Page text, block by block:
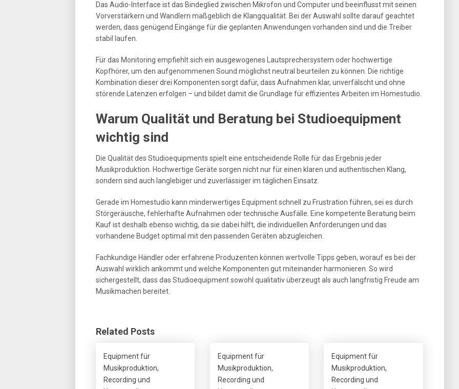
Das Audio-Interface ist das Bindeglied zwischen Mikrofon und Computer und beeinflusst mit seinen
Vorverstärkern und Wandlern maßgeblich die Klangqualität. Bei der Auswahl sollte darauf geachtet
werden, dass genügend Eingänge für die geplanten Anwendungen vorhanden sind und die Treiber
stabil laufen.
Für das Monitoring empfiehlt sich ein ausgewogenes Lautsprechersystem oder hochwertige
Kopfhörer, um den aufgenommenen Sound möglichst neutral beurteilen zu können. Die richtige
Kombination dieser drei Komponenten sorgt dafür, dass Aufnahmen klar, unverfälscht und ohne
störende Latenzen erfolgen – und bildet damit die Grundlage für effizientes Arbeiten im Homestudio.
Warum Qualität und Beratung bei Studioequipment
wichtig sind
Die Qualität des Studioequipments spielt eine entscheidende Rolle für das Ergebnis jeder
Musikproduktion. Hochwertige Geräte sorgen nicht nur für einen klaren und authentischen Klang,
sondern sind auch langlebiger und zuverlässiger im täglichen Einsatz.
Gerade im Homestudio kann minderwertiges Equipment schnell zu Frustration führen, sei es durch
Störgeräusche, fehlerhafte Aufnahmen oder technische Ausfälle. Eine kompetente Beratung beim
Kauf ist deshalb ebenso wichtig, da sie dabei hilft, die individuellen Anforderungen und das
vorhandene Budget optimal mit den passenden Geräten abzugleichen.
Fachkundige Händler oder erfahrene Produzenten können wertvolle Tipps geben, worauf es bei der
Auswahl wirklich ankommt und welche Komponenten gut miteinander harmonieren. So wird
sichergestellt, dass das Studioequipment sowohl qualitativ überzeugt als auch langfristig Freude am
Musikmachen bereitet.
Related Posts
Equipment für
Musikproduktion,
Recording und
Equipment für
Musikproduktion,
Recording und
Equipment für
Musikproduktion,
Recording und